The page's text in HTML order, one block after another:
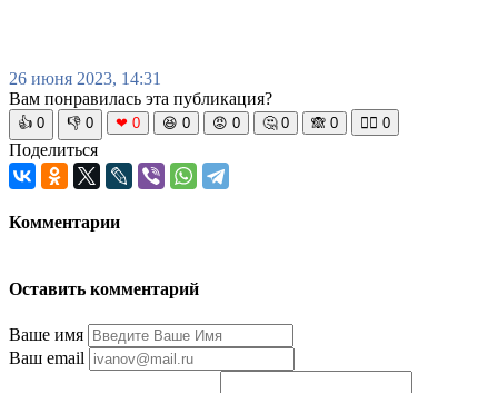
26 июня 2023, 14:31
Вам понравилась эта публикация?
👍 0 👎 0 ❤ 0 😆 0 😡 0 🤔 0 🙈 0 🧘‍♀️ 0
Поделиться
Комментарии
Оставить комментарий
Ваше имя
Ваш email